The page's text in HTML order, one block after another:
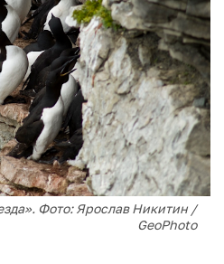
Фото: Ярослав Никитин /
GeoPhoto